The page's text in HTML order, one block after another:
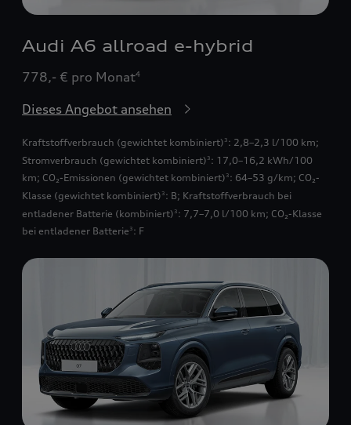
Audi A6 allroad e-hybrid
778,- € pro Monat4
Dieses Angebot ansehen
Kraftstoffverbrauch (gewichtet kombiniert) 3 : 2,8–2,3 l/100 km;
Stromverbrauch (gewichtet kombiniert) 3 : 17,0–16,2 kWh/100
km; CO₂-Emissionen (gewichtet kombiniert) 3 : 64–53 g/km; CO₂-
Klasse (gewichtet kombiniert) 3 : B; Kraftstoffverbrauch bei
entladener Batterie (kombiniert) 3 : 7,7–7,0 l/100 km; CO₂-Klasse
bei entladener Batterie 3 : F